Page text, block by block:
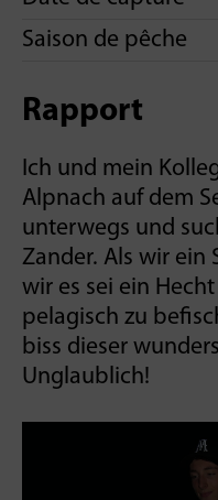
Saison de pêche
Rapport
Ich und mein
Alpnach auf dem
unterwegs und
Zander. Als wir ein
wir es sei ein
pelagisch zu
biss dieser
Unglaublich!